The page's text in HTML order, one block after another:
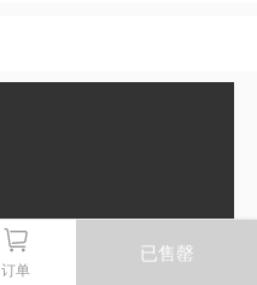
订单
已售罄